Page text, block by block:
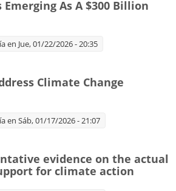
As A $300 Billion
en Jue, 01/22/2026 - 20:35
Climate Change
en Sáb, 01/17/2026 - 21:07
evidence on the actual
for climate action